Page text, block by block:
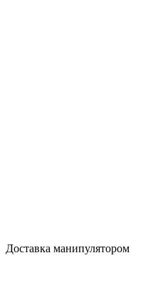
Доставка манипулятором